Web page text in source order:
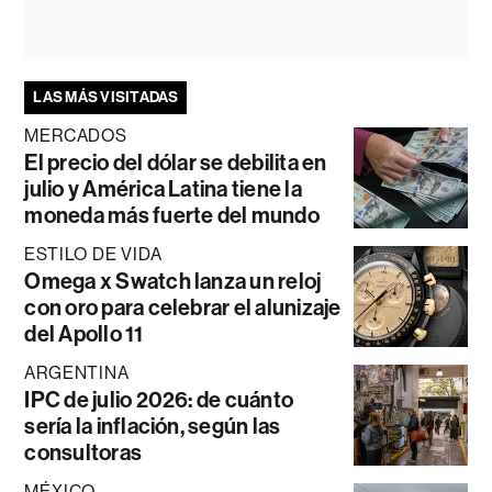
LAS MÁS VISITADAS
MERCADOS
El precio del dólar se debilita en
julio y América Latina tiene la
moneda más fuerte del mundo
ESTILO DE VIDA
Omega x Swatch lanza un reloj
con oro para celebrar el alunizaje
del Apollo 11
ARGENTINA
IPC de julio 2026: de cuánto
sería la inflación, según las
consultoras